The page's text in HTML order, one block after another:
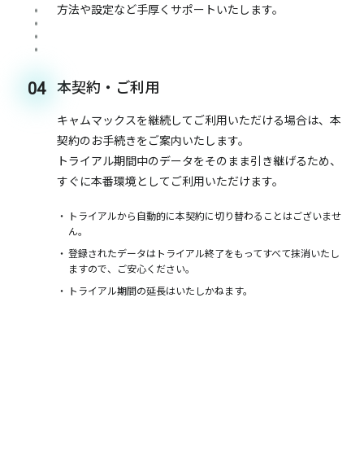
方法や設定など手厚くサポートいたします。
04 本契約・ご利用
キャムマックスを継続してご利用いただける場合は、本
契約のお手続きをご案内いたします。
トライアル期間中のデータをそのまま引き継げるため、
すぐに本番環境としてご利用いただけます。
トライアルから自動的に本契約に切り替わることはございませ
ん。
登録されたデータはトライアル終了をもってすべて抹消いたし
ますので、ご安心ください。
トライアル期間の延長はいたしかねます。